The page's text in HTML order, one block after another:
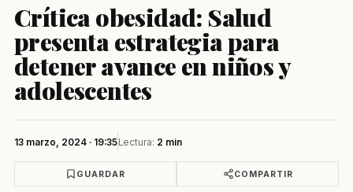
Crítica obesidad: Salud
presenta estrategia para
detener avance en niños y
adolescentes
13 marzo, 2024 · 19:35Lectura: 2 min
GUARDAR COMPARTIR